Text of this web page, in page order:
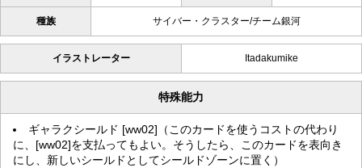
種族 サイバー・クラスター/チーム銀河
イラストレーター Itadakumike
特殊能力
ギャラクシールド [ww02]（このカードを使うコストの代わり
に、[ww02]を支払ってもよい。そうしたら、このカードを表向き
にし、新しいシールドとしてシールドゾーンに置く）